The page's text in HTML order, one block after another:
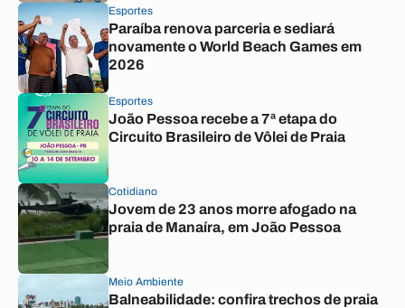
Esportes
Paraíba renova parceria e sediará
novamente o World Beach Games em
2026
Esportes
João Pessoa recebe a 7ª etapa do
Circuito Brasileiro de Vôlei de Praia
Cotidiano
Jovem de 23 anos morre afogado na
praia de Manaíra, em João Pessoa
Meio Ambiente
Balneabilidade: confira trechos de praia